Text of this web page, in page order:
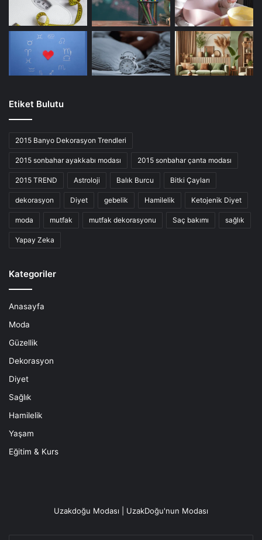
Etiket Bulutu
2015 Banyo Dekorasyon Trendleri
2015 sonbahar ayakkabı modası 2015 sonbahar çanta modası
2015 TREND Astroloji Balık Burcu Bitki Çayları
dekorasyon Diyet gebelik Hamilelik Ketojenik Diyet
moda mutfak mutfak dekorasyonu Saç bakımı sağlık
Yapay Zeka
Kategoriler
Anasayfa
Moda
Güzellik
Dekorasyon
Diyet
Sağlık
Hamilelik
Yaşam
Eğitim & Kurs
Uzakdoğu Modası | UzakDoğu'nun Modası